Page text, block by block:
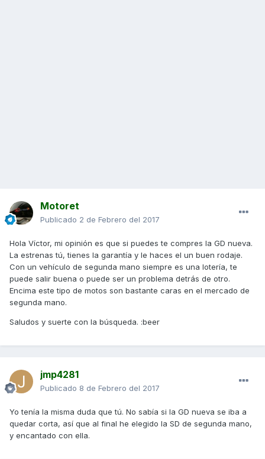
Motoret
Publicado 2 de Febrero del 2017
Hola Víctor, mi opinión es que si puedes te compres la GD nueva.
La estrenas tú, tienes la garantía y le haces el un buen rodaje.
Con un vehículo de segunda mano siempre es una lotería, te
puede salir buena o puede ser un problema detrás de otro.
Encima este tipo de motos son bastante caras en el mercado de
segunda mano.
Saludos y suerte con la búsqueda. :beer
jmp4281
Publicado 8 de Febrero del 2017
Yo tenía la misma duda que tú. No sabía si la GD nueva se iba a
quedar corta, así que al final he elegido la SD de segunda mano,
y encantado con ella.